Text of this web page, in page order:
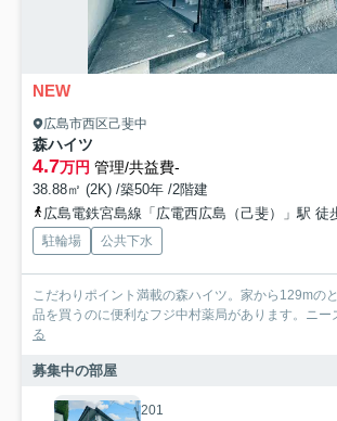
NEW
広島市西区己斐中
森ハイツ
4.7万円 管理/共益費-
38.88㎡ (2K) /築50年 /2階建
広島電鉄宮島線「広電西広島（己斐）」駅 徒
駐輪場 公共下水
こだわりポイント満載の森ハイツ。家から129mの
品を買うのに便利なフジ中村薬局があります。ニー
る
募集中の部屋
201